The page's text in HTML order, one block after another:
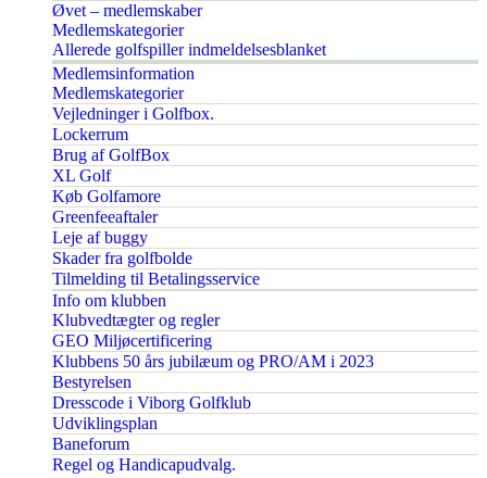
Øvet – medlemskaber
Medlemskategorier
Allerede golfspiller indmeldelsesblanket
Medlemsinformation
Medlemskategorier
Vejledninger i Golfbox.
Lockerrum
Brug af GolfBox
XL Golf
Køb Golfamore
Greenfeeaftaler
Leje af buggy
Skader fra golfbolde
Tilmelding til Betalingsservice
Info om klubben
Klubvedtægter og regler
GEO Miljøcertificering
Klubbens 50 års jubilæum og PRO/AM i 2023
Bestyrelsen
Dresscode i Viborg Golfklub
Udviklingsplan
Baneforum
Regel og Handicapudvalg.